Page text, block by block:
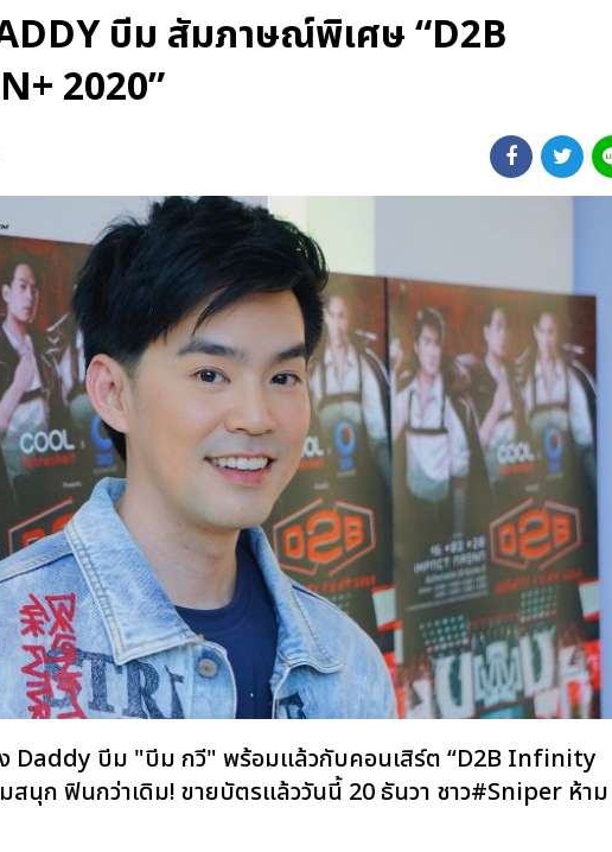
บีม สัมภาษณ์พิเศษ “D2B
2020”
ง Daddy บีม "บีม กวี" พร้อมแล้วกับคอนเสิร์ต “D2B Infinity
สนุก ฟินกว่าเดิม! ขายบัตรแล้ววันนี้ 20 ธันวา ชาว#Sniper ห้าม